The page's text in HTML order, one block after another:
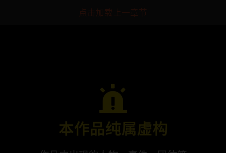
点击加载上一章节